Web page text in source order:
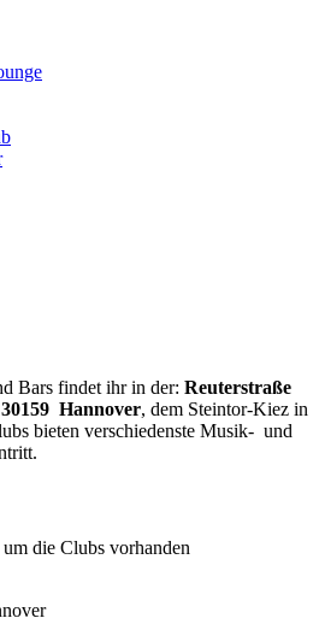
Bars findet ihr in der: Reuterstraße
30159 Hannover, dem Steintor-Kiez in
bieten verschiedenste Musik- und
die Clubs vorhanden